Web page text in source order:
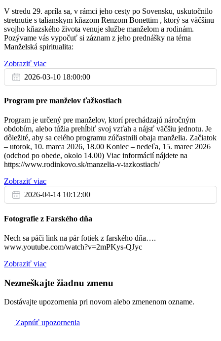
Šútovce
17:30
+ Ján Ergang
Bojnice
Št
17:30
+ Ondrej Móc
Bojnice
Pi
30.12.
16:30
Dubnica
17:30
31.12.
http://www.fara.sk/bojnice
V stredu 29. apríla sa, v rámci jeho cesty po Sovensku, uskutočnilo
stretnutie s talianskym kňazom Renzom Bonettim , ktorý sa väčšinu
svojho kňazského života venuje službe manželom a rodinám.
Pozývame vás vypočuť si záznam z jeho prednášky na téma
Manželská spiritualita:
Zobraziť viac
2026-03-10 18:00:00
Program pre manželov ťažkostiach
Program je určený pre manželov, ktorí prechádzajú náročným
obdobím, alebo túžia prehĺbiť svoj vzťah a nájsť väčšiu jednotu. Je
dôležité, aby sa celého programu zúčastnili obaja manželia. Začiatok
– utorok, 10. marca 2026, 18.00 Koniec – nedeľa, 15. marec 2026
(odchod po obede, okolo 14.00) Viac informácií nájdete na
https://www.rodinkovo.sk/manzelia-v-tazkostiach/
Zobraziť viac
2026-04-14 10:12:00
Fotografie z Farského dňa
Nech sa páči link na pár fotiek z farského dňa….
www.youtube.com/watch?v=2mPKys-QJyc
Zobraziť viac
Nezmeškajte žiadnu zmenu
Dostávajte upozornenia pri novom alebo zmenenom ozname.
Zapnúť upozornenia